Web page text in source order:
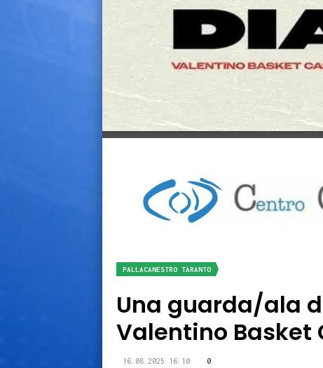
PALLACANESTRO TARANTO
Una guarda/ala
Valentino Basket
16.08.2025 16:10 0